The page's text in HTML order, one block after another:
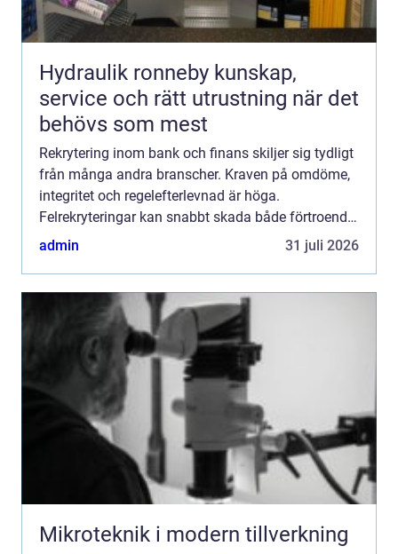
Hydraulik ronneby kunskap,
service och rätt utrustning när det
behövs som mest
Rekrytering inom bank och finans skiljer sig tydligt
från många andra branscher. Kraven på omdöme,
integritet och regelefterlevnad är höga.
Felrekryteringar kan snabbt skada både förtroende
och affär. Samtidigt förändras marknaden snabbt
admin 31 juli 2026
Mikroteknik i modern tillverkning